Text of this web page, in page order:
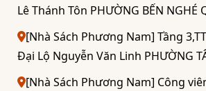
Lê Thánh Tôn PHƯỜNG BẾN NGHÉ
[Nhà Sách Phương Nam] Tầng
Đại Lộ Nguyễn Văn Linh PHƯỜNG
[Nhà Sách Phương Nam] Công